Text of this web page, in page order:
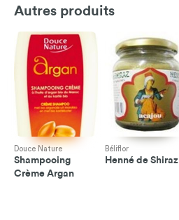
Autres produits
Douce Nature
Shampooing
Crème Argan
Béliflor
Henné de Shiraz